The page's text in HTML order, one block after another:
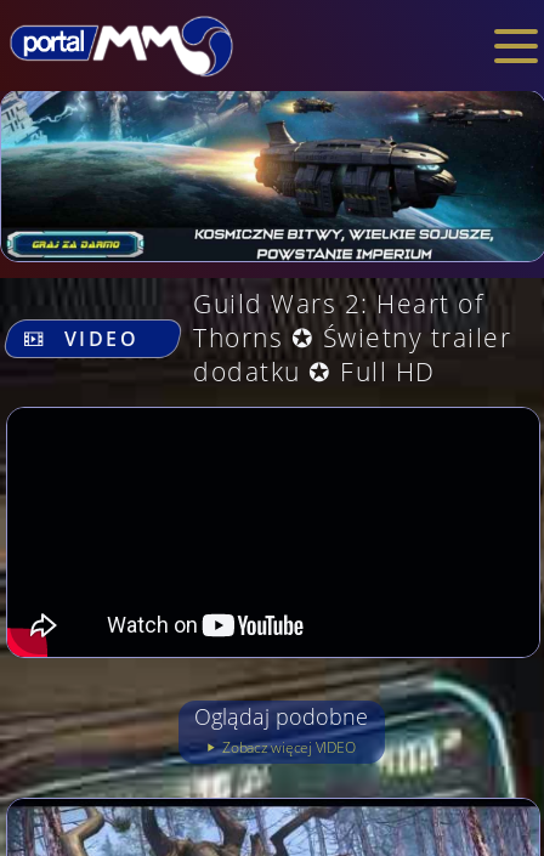
.
VIDEO
Guild Wars 2: Heart of
Thorns ✪ Świetny trailer
dodatku ✪ Full HD
Oglądaj podobne
Zobacz więcej VIDEO